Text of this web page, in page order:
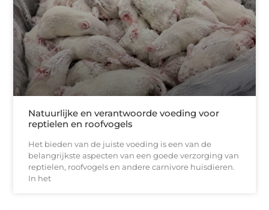
Natuurlijke en verantwoorde voeding voor
reptielen en roofvogels
Het bieden van de juiste voeding is een van de
belangrijkste aspecten van een goede verzorging van
reptielen, roofvogels en andere carnivore huisdieren.
In het